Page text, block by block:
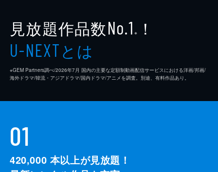
見放題作品数No.1 ※ ！
U-NEXTとは
※GEM Partners調べ/2026年7⽉ 国内の主要な定額制動画配信サービスにおける洋画/邦画/
海外ドラマ/韓流・アジアドラマ/国内ドラマ/アニメを調査。別途、有料作品あり。
01
420,000 本以上が見放題！